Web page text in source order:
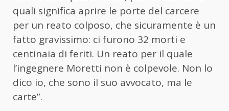
quali significa aprire le porte del carcere
per un reato colposo, che sicuramente è un
fatto gravissimo: ci furono 32 morti e
centinaia di feriti. Un reato per il quale
l’ingegnere Moretti non è colpevole. Non lo
dico io, che sono il suo avvocato, ma le
carte”.